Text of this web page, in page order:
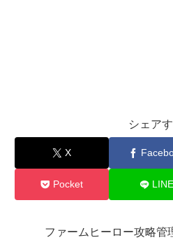
シェア
X
Pocket LINE
ファームヒーロー攻略管